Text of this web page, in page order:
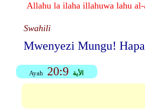
Allahu la ilaha illahuwa lahu al-
Swahili
Mwenyezi Mungu!
Ayah 20:9 الأية